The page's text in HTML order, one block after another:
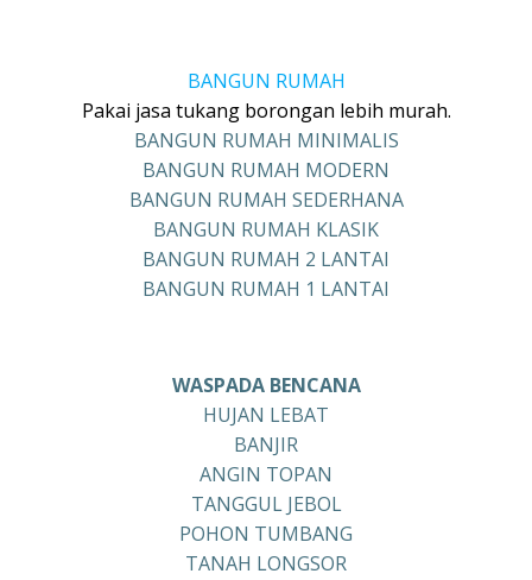
BANGUN RUMAH
Pakai jasa tukang borongan lebih murah.
BANGUN RUMAH MINIMALIS
BANGUN RUMAH MODERN
BANGUN RUMAH SEDERHANA
BANGUN RUMAH KLASIK
BANGUN RUMAH 2 LANTAI
BANGUN RUMAH 1 LANTAI
WASPADA BENCANA
HUJAN LEBAT
BANJIR
ANGIN TOPAN
TANGGUL JEBOL
POHON TUMBANG
TANAH LONGSOR